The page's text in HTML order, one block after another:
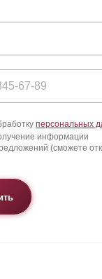
персональных
информации
(сможете